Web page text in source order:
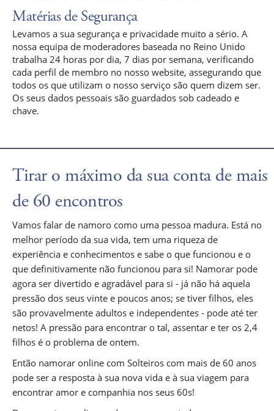
Matérias de Segurança
Levamos a sua segurança e privacidade muito a sério. A
nossa equipa de moderadores baseada no Reino Unido
trabalha 24 horas por dia, 7 dias por semana, verificando
cada perfil de membro no nosso website, assegurando que
todos os que utilizam o nosso serviço são quem dizem ser.
Os seus dados pessoais são guardados sob cadeado e
chave.
Tirar o máximo da sua conta de mais
de 60 encontros
Vamos falar de namoro como uma pessoa madura. Está no
melhor período da sua vida, tem uma riqueza de
experiência e conhecimentos e sabe o que funcionou e o
que definitivamente não funcionou para si! Namorar pode
agora ser divertido e agradável para si - já não há aquela
pressão dos seus vinte e poucos anos; se tiver filhos, eles
são provavelmente adultos e independentes - pode até ter
netos! A pressão para encontrar o tal, assentar e ter os 2,4
filhos é o problema de ontem.
Então namorar online com Solteiros com mais de 60 anos
pode ser a resposta à sua nova vida e à sua viagem para
encontrar amor e companhia nos seus 60s!